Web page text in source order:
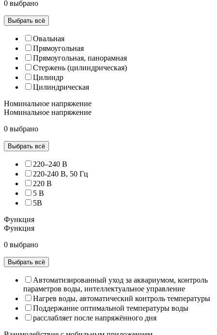
0 выбрано
Выбрать всё
Овальная
Прямоугольная
Прямоугольная, панорамная
Стержень (цилиндрическая)
Цилиндр
Цилиндрическая
Номинальное напряжение
Номинальное напряжение
0 выбрано
Выбрать всё
220–240 В
220-240 В, 50 Гц
220 В
5 B
5В
Функция
Функция
0 выбрано
Выбрать всё
Автоматизированный уход за аквариумом, контроль
параметров воды, интеллектуальное управление
Нагрев воды, автоматический контроль температуры
Поддержание оптимальной температуры воды
расслабляет после напряжённого дня